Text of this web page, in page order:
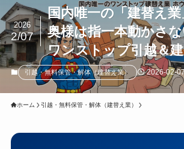
国内唯一の「建替え
奥様は指一本動かさ
ワンストップ引越＆
2026
2/07
引越・無料保管・解体（建替え業） 2026-02-
ホーム 引越・無料保管・解体（建替え業）